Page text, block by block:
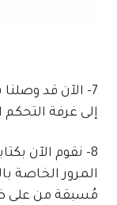
7- الآن قد
إلى غرفة التحكم
8- نقوم الآن
المرور الخاصة
مُسبقة من على